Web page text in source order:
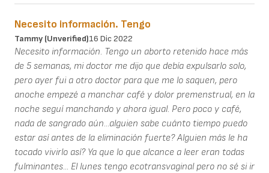
Necesito información. Tengo
Tammy (unverified)16 Dic 2022
Necesito información. Tengo un aborto retenido hace más
de 5 semanas, mi doctor me dijo que debía expulsarlo solo,
pero ayer fui a otro doctor para que me lo saquen, pero
anoche empezé a manchar café y dolor premenstrual, en la
noche seguí manchando y ahora igual. Pero poco y café,
nada de sangrado aún...alguien sabe cuánto tiempo puedo
estar así antes de la eliminación fuerte? Alguien más le ha
tocado vivirlo así? Ya que lo que alcance a leer eran todas
fulminantes... El lunes tengo ecotransvaginal pero no sé si ir